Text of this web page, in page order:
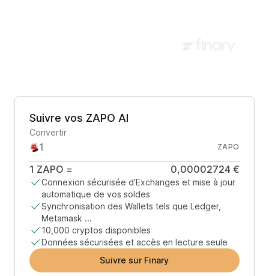
Suivre vos ZAPO AI
Convertir
ZAPO
1 ZAPO = 0,00002724 €
Connexion sécurisée d’Exchanges et mise à jour
automatique de vos soldes
Synchronisation des Wallets tels que Ledger,
Metamask ...
10,000 cryptos disponibles
Données sécurisées et accès en lecture seule
Suivre sur Finary